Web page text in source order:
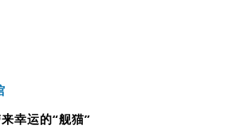
幸运的“舰猫”